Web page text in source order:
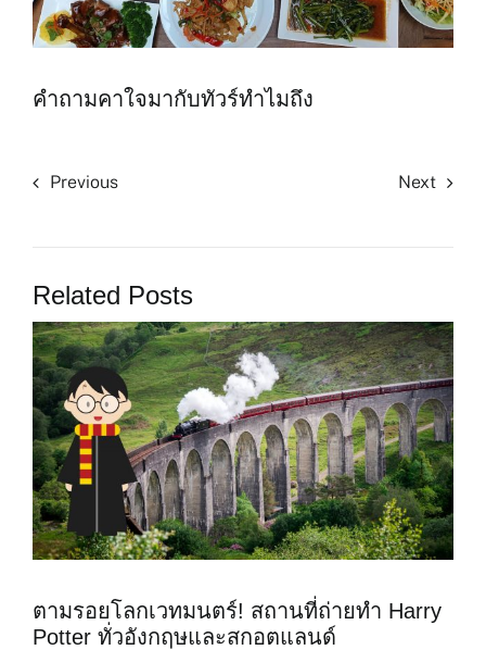
คำถามคาใจมากับทัวร์ทำไมถึง
Previous Next
Related Posts
ตามรอยโลกเวทมนตร์! สถานที่ถ่ายทำ Harry
Potter ทั่วอังกฤษและสกอตแลนด์